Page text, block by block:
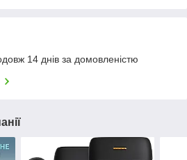
14 днів за домовленістю